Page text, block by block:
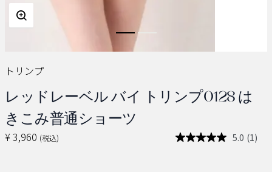
トリンプ
レッドレーベル バイ トリンプ0128 は
きこみ普通ショーツ
¥ 3,960 (税込) 5.0 レ
(1)